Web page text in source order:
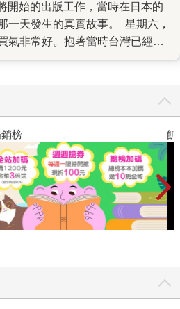
開始的出版工作，當時在日本的
一天發生的真實故事。 星期六，
氣非常好。抱著當時台灣已經有
原子筆的爺爺，購買貓咪飼養手
，忽然映入眼簾的是與我拿著
年男性。 他非常快速的結完帳，
，對著一直停在那裡坐著輪椅的
妳喜歡看書。這本繪本妳一直很
本書。將書擺在太太的腿上。
人。但就像書名寫的那樣，結婚
一直陪在你身邊。」 他輕輕摸著
抱著書的妻子離開了書店。這一
，如今終於在台灣出版了，書名
「永遠陪著你」是承諾，是告
榜 飢